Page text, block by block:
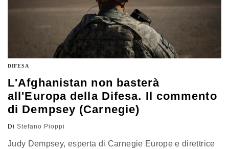
DIFESA
L'Afghanistan non basterà
all'Europa della Difesa. Il commento
di Dempsey (Carnegie)
Di Stefano Pioppi
Judy Dempsey, esperta di Carnegie Europe e direttrice